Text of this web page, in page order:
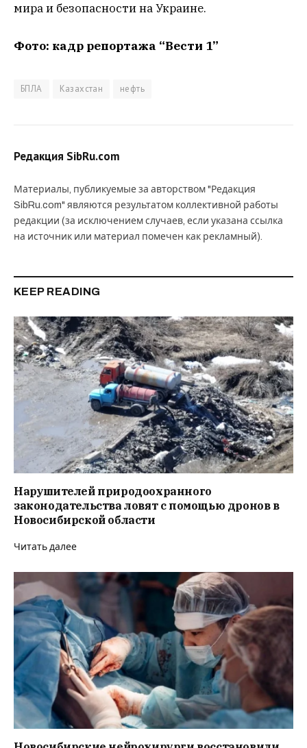
мира и безопасности на Украине.
Фото: кадр репортажа “Вести 1”
БПЛА Казахстан нефть
Редакция SibRu.com
Материалы, публикуемые за авторством "Редакция
SibRu.com" являются результатом коллективной работы
редакции (за исключением случаев, если указана ссылка
на источник или материал помечен как рекламный).
KEEP READING
Нарушителей природоохранного
законодательства ловят с помощью дронов в
Новосибирской области
Читать далее